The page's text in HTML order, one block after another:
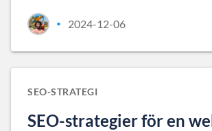
• 2024-12-06
SEO-STRATEGI
SEO-strategier för en